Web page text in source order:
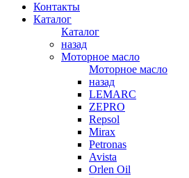
Контакты
Каталог
Каталог
назад
Моторное масло
Моторное масло
назад
LEMARC
ZEPRO
Repsol
Mirax
Petronas
Avista
Orlen Oil